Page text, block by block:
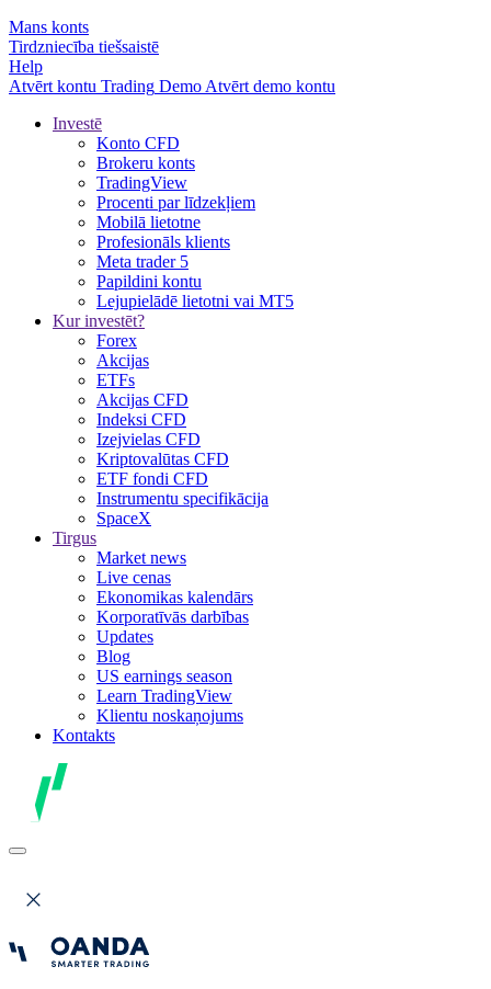
Mans konts
Tirdzniecība tiešsaistē
Help
Atvērt kontu Trading Demo Atvērt demo kontu
Investē
Konto CFD
Brokeru konts
TradingView
Procenti par līdzekļiem
Mobilā lietotne
Profesionāls klients
Meta trader 5
Papildini kontu
Lejupielādē lietotni vai MT5
Kur investēt?
Forex
Akcijas
ETFs
Akcijas CFD
Indeksi CFD
Izejvielas CFD
Kriptovalūtas CFD
ETF fondi CFD
Instrumentu specifikācija
SpaceX
Tirgus
Market news
Live cenas
Ekonomikas kalendārs
Korporatīvās darbības
Updates
Blog
US earnings season
Learn TradingView
Klientu noskaņojums
Kontakts